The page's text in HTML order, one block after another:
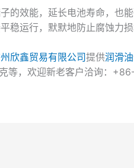
的效能，延长电池寿命，也
稳运行，默默地防止腐蚀力损
欣鑫贸易有限公司提供润滑
等，欢迎新老客户洽询：